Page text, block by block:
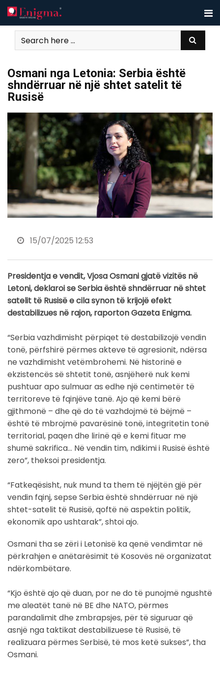
Skip
to
content
Osmani nga Letonia: Serbia është
shndërruar në një shtet satelit të
Rusisë
15/07/2025 12:53
Presidentja e vendit, Vjosa Osmani gjatë vizitës në
Letoni, deklaroi se Serbia është shndërruar në shtet
satelit të Rusisë e cila synon të krijojë efekt
destabilizues në rajon, raporton Gazeta Enigma.
“Serbia vazhdimisht përpiqet të destabilizojë vendin
tonë, përfshirë përmes akteve të agresionit, ndërsa
ne vazhdimisht vetëmbrohemi. Në historinë e
ekzistencës së shtetit tonë, asnjëherë nuk kemi
pushtuar apo sulmuar as edhe një centimetër të
territoreve të fqinjëve tanë. Ajo që kemi bërë
gjithmonë – dhe që do të vazhdojmë të bëjmë –
është të mbrojmë pavarësinë tonë, integritetin tonë
territorial, paqen dhe lirinë që e kemi fituar me
shumë sakrifica… Në vendin tim, ndikimi i Rusisë është
zero”, theksoi presidentja.
“Fatkeqësisht, nuk mund ta them të njëjtën gjë për
vendin fqinj, sepse Serbia është shndërruar në një
shtet-satelit të Rusisë, qoftë në aspektin politik,
ekonomik apo ushtarak”, shtoi ajo.
Osmani tha se zëri i Letonisë ka qenë vendimtar në
përkrahjen e anëtarësimit të Kosovës në organizatat
ndërkombëtare.
“Kjo është ajo që duan, por ne do të punojmë ngushtë
me aleatët tanë në BE dhe NATO, përmes
parandalimit dhe zmbrapsjes, për të siguruar që
asnjë nga taktikat destabilizuese të Rusisë, të
realizuara përmes Serbisë, të mos ketë sukses”, tha
Osmani.